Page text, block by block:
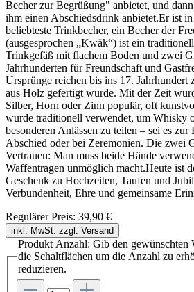
Becher zur Begrüßung" anbietet, und
ihm einen Abschiedsdrink anbietet.Er ist
beliebteste Trinkbecher, ein Becher der
(ausgesprochen „Kwäk“) ist ein
Trinkgefäß mit flachem Boden und zwei
Jahrhunderten für Freundschaft und
Ursprünge reichen bis ins 17. Jahrhundert
aus Holz gefertigt wurde. Mit der Zeit
Silber, Horn oder Zinn populär, oft
wurde traditionell verwendet, um Whisky
besonderen Anlässen zu teilen – sei es
Abschied oder bei Zeremonien. Die zwei
Vertrauen: Man muss beide Hände
Waffentragen unmöglich macht.Heute ist
Geschenk zu Hochzeiten, Taufen und
Verbundenheit, Ehre und gemeinsame
Regulärer Preis: 39,90 €
inkl. MwSt. zzgl. Versand
Produkt Anzahl: Gib den gewünschten
die Schaltflächen um die Anzahl zu
reduzieren.